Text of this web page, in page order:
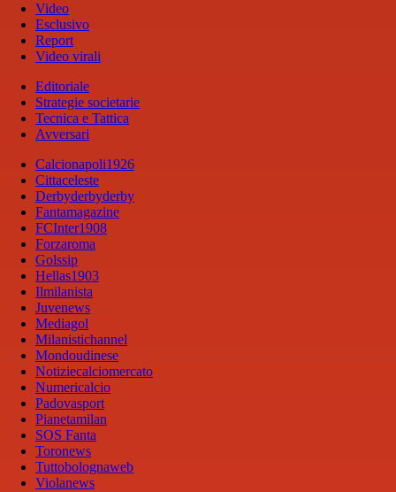
Video
Esclusivo
Report
Video virali
Editoriale
Strategie societarie
Tecnica e Tattica
Avversari
Calcionapoli1926
Cittaceleste
Derbyderbyderby
Fantamagazine
FCInter1908
Forzaroma
Golssip
Hellas1903
Ilmilanista
Juvenews
Mediagol
Milanistichannel
Mondoudinese
Notiziecalciomercato
Numericalcio
Padovasport
Pianetamilan
SOS Fanta
Toronews
Tuttobolognaweb
Violanews